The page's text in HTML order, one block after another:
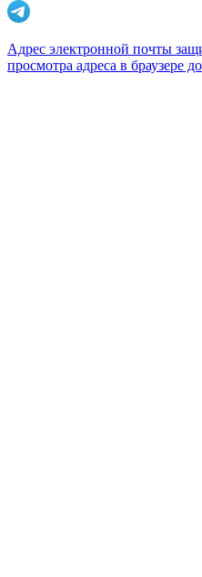
Адрес электронной почты
просмотра адреса в браузере